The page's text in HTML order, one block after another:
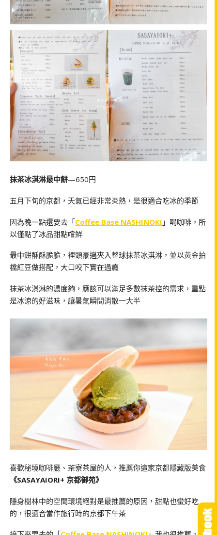
抹茶冰淇淋最中餅—650円
五月下旬的京都，天氣已經非常炎熱，是很適合吃冰的季節
因為晚一點還要去「Coffee Base NASHINOKI 」喝咖啡，所
以僅點了冰品甜點嚐鮮
最中餅酥酥脆脆，裡頭豪邁夾入整球抹茶冰淇淋，並以黃金拍
檔紅豆做搭配，大口咬下實在過癮
抹茶冰淇淋的濃度夠，應該可以滿足多數抹茶控的需求，重點
是冰涼的好滋味，讓暑氣瞬間消散一大半
喜歡秘境咖啡廳、茶寮茶屋的人，推薦你這家京都隱藏版美食
《SASAYAIORI+ 京都御苑》
隱身樹林中的空間環境絕對是最推薦的原因，甜點也蠻好吃
的，很適合當作旅行時的京都下午茶